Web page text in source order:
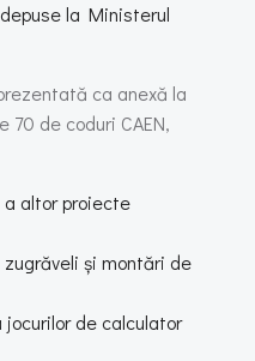
la Ministerul
ca anexă la
70 de coduri CAEN,
altor proiecte
și montări de
de calculator